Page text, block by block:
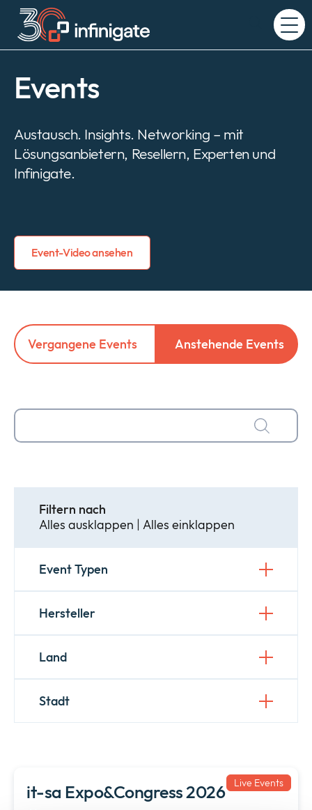
Zum
Inhalt
wechseln
Expand
Unternehmen
a
menu
News
a
Events
Austausch. Insights. Networking – mit
Lösungsanbietern, Resellern, Experten und
Infinigate.
Event-Video ansehen
Vergangene Events Anstehende Events
Filtern nach
Alles ausklappen | Alles einklappen
Event Typen
Hersteller
Land
Stadt
Live Events
it-sa Expo&Congress 2026